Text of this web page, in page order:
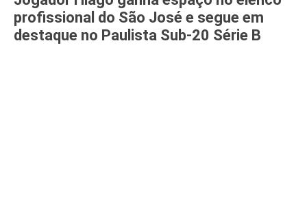
profissional do São José e segue em
destaque no Paulista Sub-20 Série B